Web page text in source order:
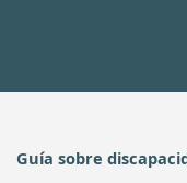
Guía sobre